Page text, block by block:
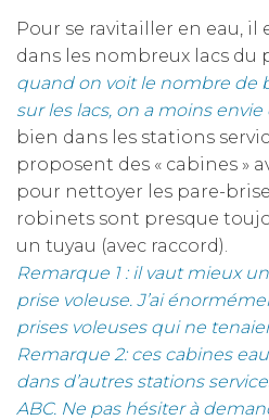
Pour se ravitailler en eau, il
dans les nombreux lacs du
quand on voit le nombre de
sur les lacs, on a moins
bien dans les stations
proposent des « cabines »
pour nettoyer les pare-
robinets sont presque
un tuyau (avec raccord).
Remarque 1 : il vaut mieux
prise voleuse. J’ai
prises voleuses qui ne
Remarque 2: ces cabines
dans d’autres stations
ABC. Ne pas hésiter à